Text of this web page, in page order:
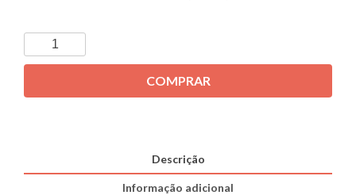
COMPRAR
Descrição
Informação adicional